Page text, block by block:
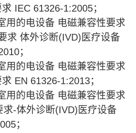
IEC 61326-1:2005；
用的电设备 电磁兼容性要求
求 体外诊断(IVD)医疗设备
；
用的电设备 电磁兼容性要求
EN 61326-1:2013；
用的电设备 电磁兼容性要求
求-体外诊断(IVD)医疗设备
；